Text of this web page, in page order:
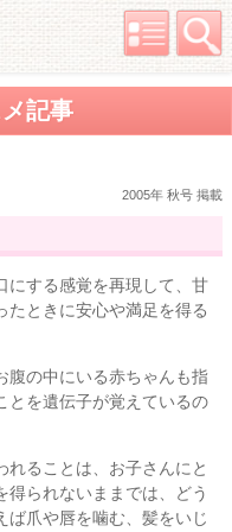
記事
2005年 秋号 掲載
にする感覚を再現して、甘
たときに安心や満足を得る
腹の中にいる赤ちゃんも指
とを遺伝子が覚えているの
れることは、お子さんにと
得られないままでは、どう
ば爪や唇を噛む、髪をいじ